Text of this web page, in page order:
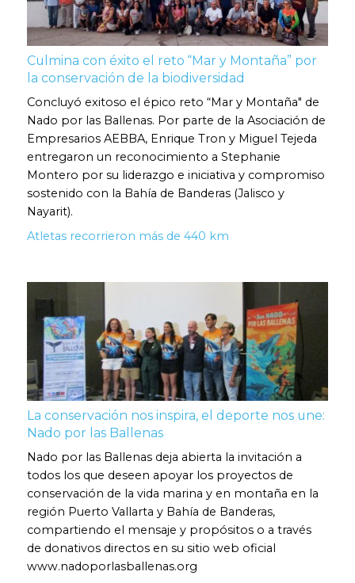
Culmina con éxito el reto “Mar y Montaña” por
la conservación de la biodiversidad
Concluyó exitoso el épico reto “Mar y Montaña" de
Nado por las Ballenas. Por parte de la Asociación de
Empresarios AEBBA, Enrique Tron y Miguel Tejeda
entregaron un reconocimiento a Stephanie
Montero por su liderazgo e iniciativa y compromiso
sostenido con la Bahía de Banderas (Jalisco y
Nayarit).
Atletas recorrieron más de 440 km
La conservación nos inspira, el deporte nos une:
Nado por las Ballenas
Nado por las Ballenas deja abierta la invitación a
todos los que deseen apoyar los proyectos de
conservación de la vida marina y en montaña en la
región Puerto Vallarta y Bahía de Banderas,
compartiendo el mensaje y propósitos o a través
de donativos directos en su sitio web oficial
www.nadoporlasballenas.org